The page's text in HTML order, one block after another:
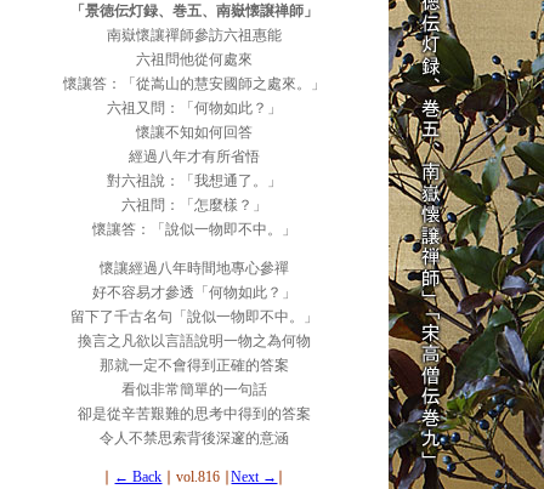
「景徳伝灯録、巻五、南嶽懐譲禅師」
南嶽懷讓禪師參訪六祖惠能
六祖問他從何處來
懷讓答：「從嵩山的慧安國師之處來。」
六祖又問：「何物如此？」
懷讓不知如何回答
經過八年才有所省悟
對六祖說：「我想通了。」
六祖問：「怎麼樣？」
懷讓答：「說似一物即不中。」
懷讓經過八年時間地專心參禪
好不容易才參透「何物如此？」
留下了千古名句「說似一物即不中。」
換言之凡欲以言語說明一物之為何物
那就一定不會得到正確的答案
看似非常簡單的一句話
卻是從辛苦艱難的思考中得到的答案
令人不禁思索背後深邃的意涵
← Back ∣ vol.816 ∣Next →